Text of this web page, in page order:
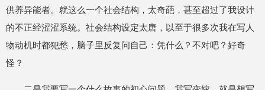
供养异能者。就这么一个社会结构，太奇葩，甚至超过了我设计
的不正经涩涩系统。社会结构设定太唐，以至于很多次我在写人
物动机时都犯愁，脑子里反复问自己：凭什么？不对吧？好奇
怪？